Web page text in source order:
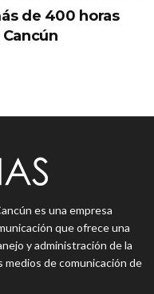
de 400 horas
es una empresa
que ofrece una
y administración de la
de comunicación de